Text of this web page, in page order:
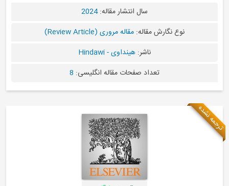
سال انتشار مقاله:2024
نوع نگارش مقاله: مقاله مروری (Review Article)
ناشر: هینداوی - Hindawi
تعداد صفحات مقاله انگلیسی: 8
ترجمه نشده